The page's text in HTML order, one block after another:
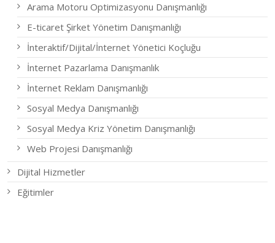
Arama Motoru Optimizasyonu Danışmanlığı
E-ticaret Şirket Yönetim Danışmanlığı
İnteraktif/Dijital/İnternet Yönetici Koçluğu
İnternet Pazarlama Danışmanlık
İnternet Reklam Danışmanlığı
Sosyal Medya Danışmanlığı
Sosyal Medya Kriz Yönetim Danışmanlığı
Web Projesi Danışmanlığı
Dijital Hizmetler
Eğitimler